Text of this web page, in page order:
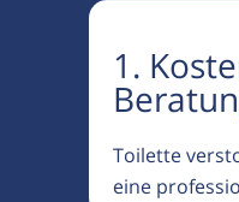
1.
Toilette
eine